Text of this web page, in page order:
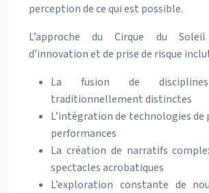
perception de ce qui est possible.
L’approche du Cirque du
d’innovation et de prise de risque
La fusion de
traditionnellement distinctes
L’intégration de technologies de
performances
La création de narratifs
spectacles acrobatiques
L’exploration constante de